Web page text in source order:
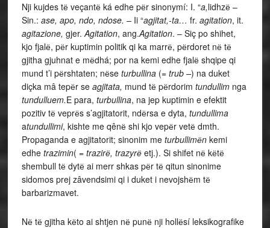
Nji kujdes tё veçantё ká edhe pёr sinonymí: I. “a,lidhzё –
Sin.: ase, apo, ndo, ndose. – Ii “agjitat,-ta… fr. agitation, it.
agitazione, gjer.Agitation, ang.Agitation. – Siç po shihet,
kjo fjalё, pёr kuptimin politik qi ka marrё, pёrdoret nё tё
gjitha gjuhnat e mёdhá; por na kemi edhe fjalё shqipe qi
mund t’i pёrshtaten; nёse turbullina (= trub –) na duket
diçka mâ tepёr se agjitata, mund tё pёrdorim tundullim nga
tundulluem.E para, turbullina, na jep kuptimin e efektit
pozitiv tё veprёs s’agjitatorit, ndёrsa e dyta, tundullima
atundullimi, kishte me qênё shi kjo vepёr vetё dmth.
Propaganda e agjitatorit; sinonim me turbullimёn kemi
edhe trazimin( = trazirё, trazyrё etj.). Si shifet nё kёtё
shembull tё dytё ai merr shkas pёr tё qitun sinonime
sidomos prej zâvendsimi qi i duket i nevojshёm tё
barbarizmavet.
Nё tё gjitha kёto ai shtjen nё punё nji hollёsí leksikografike